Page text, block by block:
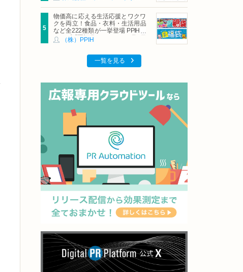
物価高に応える生活応援とワクワ
クを両立！食品・衣料・生活用品
など全222種類が一挙登場 PPIHグ
ループ「夏福袋」＆セール 8月6日
(木)より順次スタート
（株）PPIH
一覧を見る